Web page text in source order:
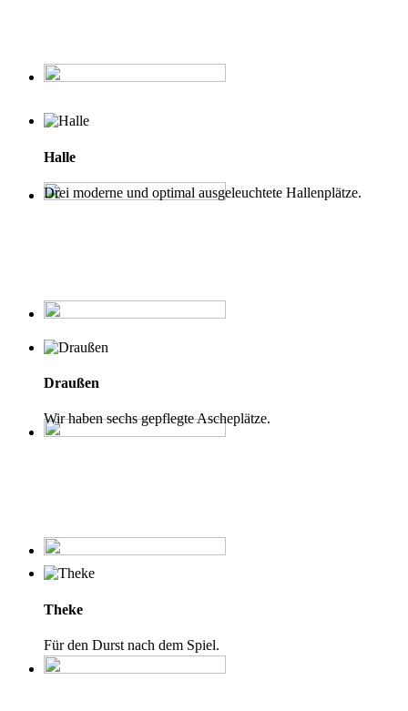
Halle
Drei moderne und optimal ausgeleuchtete Hallenplätze.
Draußen
Wir haben sechs gepflegte Ascheplätze.
Theke
Für den Durst nach dem Spiel.